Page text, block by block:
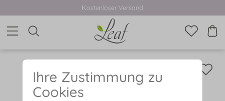
Kostenloser Versand
Ihre Zustimmung zu
Cookies